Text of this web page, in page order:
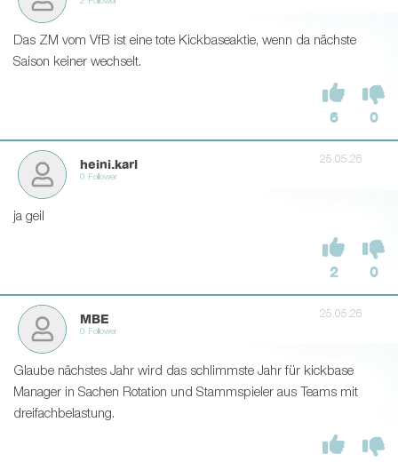
2 Follower
Das ZM vom VfB ist eine tote Kickbaseaktie, wenn da nächste
Saison keiner wechselt.
6 0
heini.karl
0 Follower
25.05.26
ja geil
2 0
MBE
0 Follower
25.05.26
Glaube nächstes Jahr wird das schlimmste Jahr für kickbase
Manager in Sachen Rotation und Stammspieler aus Teams mit
dreifachbelastung.